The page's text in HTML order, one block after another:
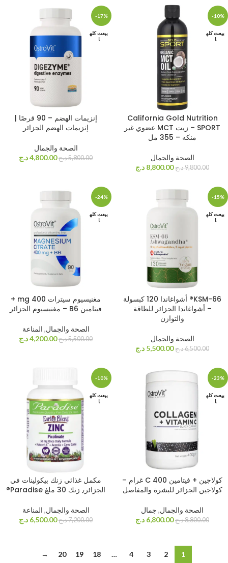
-10%
بيعت كله
ا
California Gold Nutrition
SPORT – زيت MCT عضوي غير
منكه – 355 مل
الصحة والجمال
9,800.00د.ج 8,800.00 د.ج
-17%
بيعت كله
ا
إنزيمات الهضم – 90 قرصًا |
إنزيمات الهضم الجزائر
الصحة والجمال
5,800.00د.ج 4,800.00د.ج
-15%
بيعت كله
ا
KSM-66® أشواغاندا 120 كبسولة
– أشواغاندا الجزائر للطاقة
والتوازن
الصحة والجمال
6,500.00د.ج 5,500.00 د.ج
-24%
بيعت كله
ا
مغنيسيوم سيترات 400 mg +
فيتامين B6 – مغنيسيوم الجزائر
الصحة والجمال, المناعة
5,500.00د.ج 4,200.00د.ج
-23%
بيعت كله
ا
كولاجين + فيتامين C 400 غرام –
كولاجين الجزائر للبشرة والمفاصل
الصحة والجمال, جمال
8,800.00د.ج 6,800.00 د.ج
-10%
بيعت كله
ا
مكمل غذائي زنك بيكولينات في
الجزائر٫ زنك 30 ملغ Paradise®
الصحة والجمال, المناعة
7,200.00د.ج 6,500.00 د.ج
1
2
3
4
…
18
19
20
→